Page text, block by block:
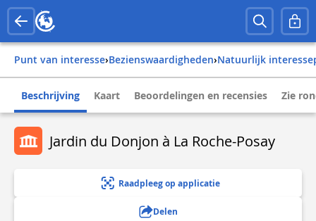
Punt van interesse› Bezienswaardigheden› Natuurlijk
Beschrijving Kaart Beoordelingen en recensies Zie
Jardin du Donjon à La Roche-Posay
Raadpleeg op applicatie
Delen